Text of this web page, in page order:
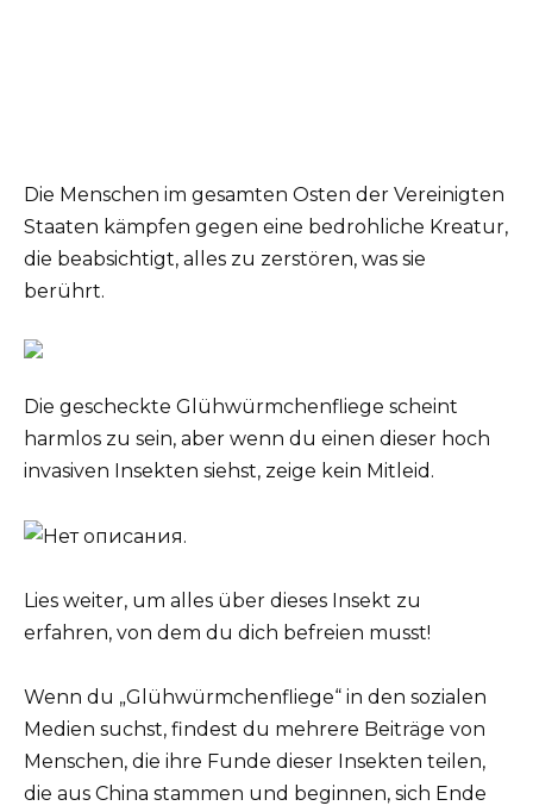
Die Menschen im gesamten Osten der Vereinigten
Staaten kämpfen gegen eine bedrohliche Kreatur,
die beabsichtigt, alles zu zerstören, was sie
berührt.
Die gescheckte Glühwürmchenfliege scheint
harmlos zu sein, aber wenn du einen dieser hoch
invasiven Insekten siehst, zeige kein Mitleid.
Lies weiter, um alles über dieses Insekt zu
erfahren, von dem du dich befreien musst!
Wenn du „Glühwürmchenfliege“ in den sozialen
Medien suchst, findest du mehrere Beiträge von
Menschen, die ihre Funde dieser Insekten teilen,
die aus China stammen und beginnen, sich Ende